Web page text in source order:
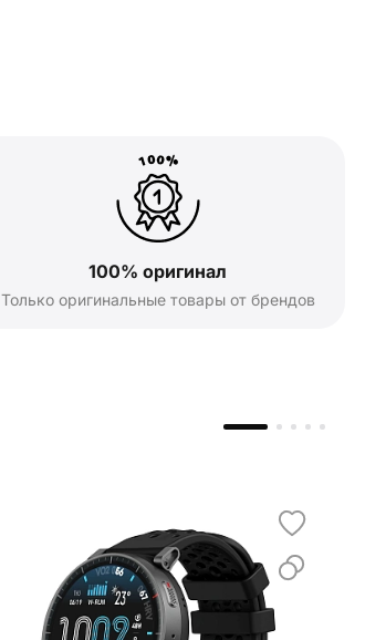
100% оригинал
Только оригинальные товары от брендов